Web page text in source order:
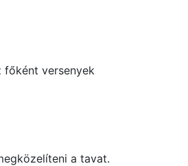
főként versenyek
a tavat.